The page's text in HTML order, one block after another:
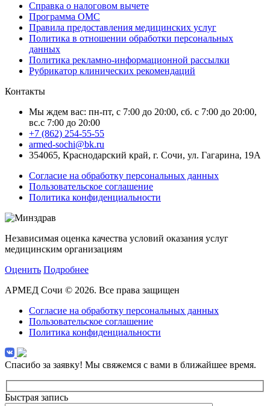
Справка о налоговом вычете
Программа ОМС
Правила предоставления медицинских услуг
Политика в отношении обработки персональных
данных
Политика рекламно-информационной рассылки
Рубрикатор клинических рекомендаций
Контакты
Мы ждем вас: пн-пт, с 7:00 до 20:00, сб. с 7:00 до 20:00,
вс.с 7:00 до 20:00
+7 (862) 254-55-55
armed-sochi@bk.ru
354065, Краснодарский край, г. Сочи, ул. Гагарина, 19А
Согласие на обработку персональных данных
Пользовательское соглашение
Политика конфиденциальности
Независимая оценка качества условий оказания услуг
медицинским организациям
Оценить Подробнее
АРМЕД Сочи © 2026. Все права защищен
Согласие на обработку персональных данных
Пользовательское соглашение
Политика конфиденциальности
Спасибо за заявку! Мы свяжемся с вами в ближайшее время.
Быстрая запись